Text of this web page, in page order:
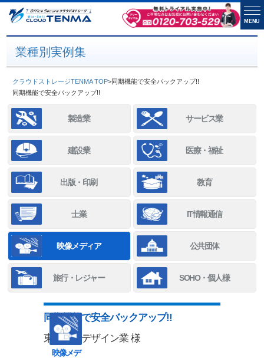
業種別実例集
クラウドストレージTENMA TOP>同期機能で安全バックアップ!!
同期機能で安全バックアップ!!
製造業 サービス業
建設業 医療・福祉
出版・印刷 教育
士業 IT情報通信
映像メディア 公共団体
旅行・レジャー SOHO・個人様
映像メデ
同期機能で安全バックアップ!!
東京都 デザイン業 様
MENU